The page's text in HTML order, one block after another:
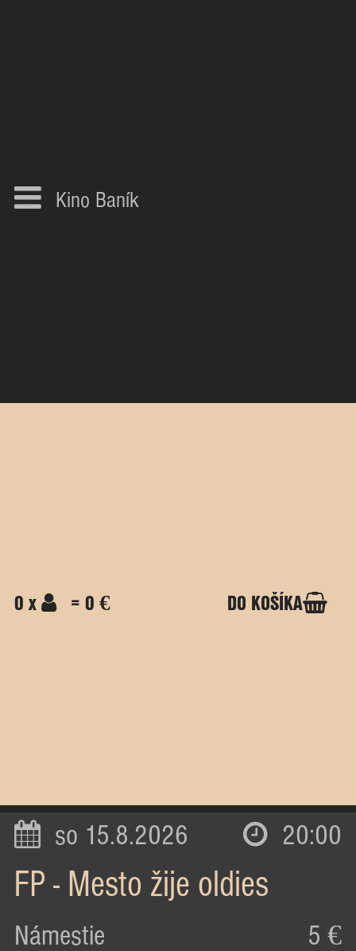
Kino Baník
0 x = 0 € DO KOŠÍKA
so 15.8.2026 20:00
FP - Mesto žije oldies
Námestie 5 €